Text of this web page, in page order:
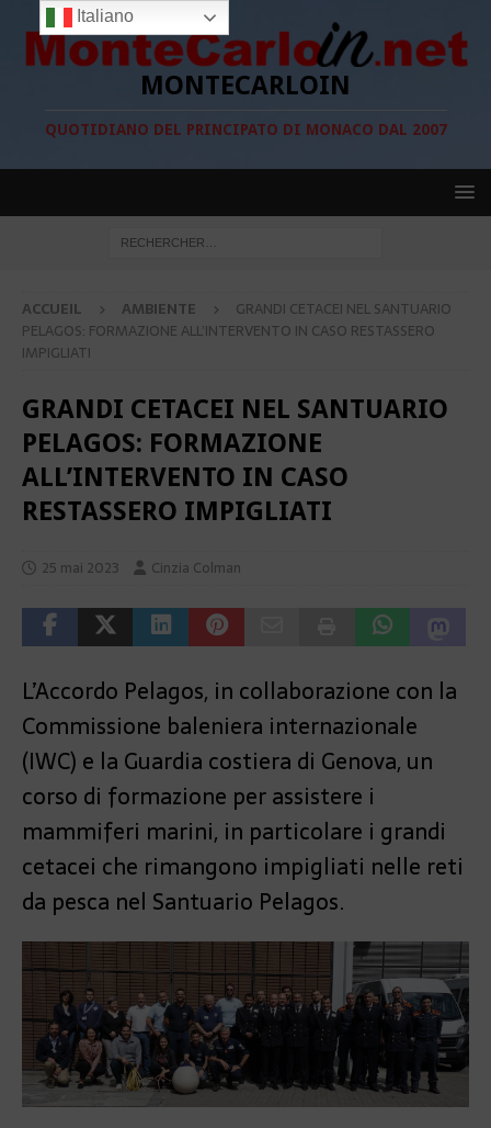
MONTECARLOIN
QUOTIDIANO DEL PRINCIPATO DI MONACO DAL 2007
ACCUEIL AMBIENTE
GRANDI CETACEI NEL SANTUARIO
PELAGOS: FORMAZIONE ALL’INTERVENTO IN CASO RESTASSERO
IMPIGLIATI
GRANDI CETACEI NEL SANTUARIO
PELAGOS: FORMAZIONE
ALL’INTERVENTO IN CASO
RESTASSERO IMPIGLIATI
25 mai 2023 Cinzia Colman
L’Accordo Pelagos, in collaborazione con la
Commissione baleniera internazionale
(IWC) e la Guardia costiera di Genova, un
corso di formazione per assistere i
mammiferi marini, in particolare i grandi
cetacei che rimangono impigliati nelle reti
da pesca nel Santuario Pelagos.
Italiano